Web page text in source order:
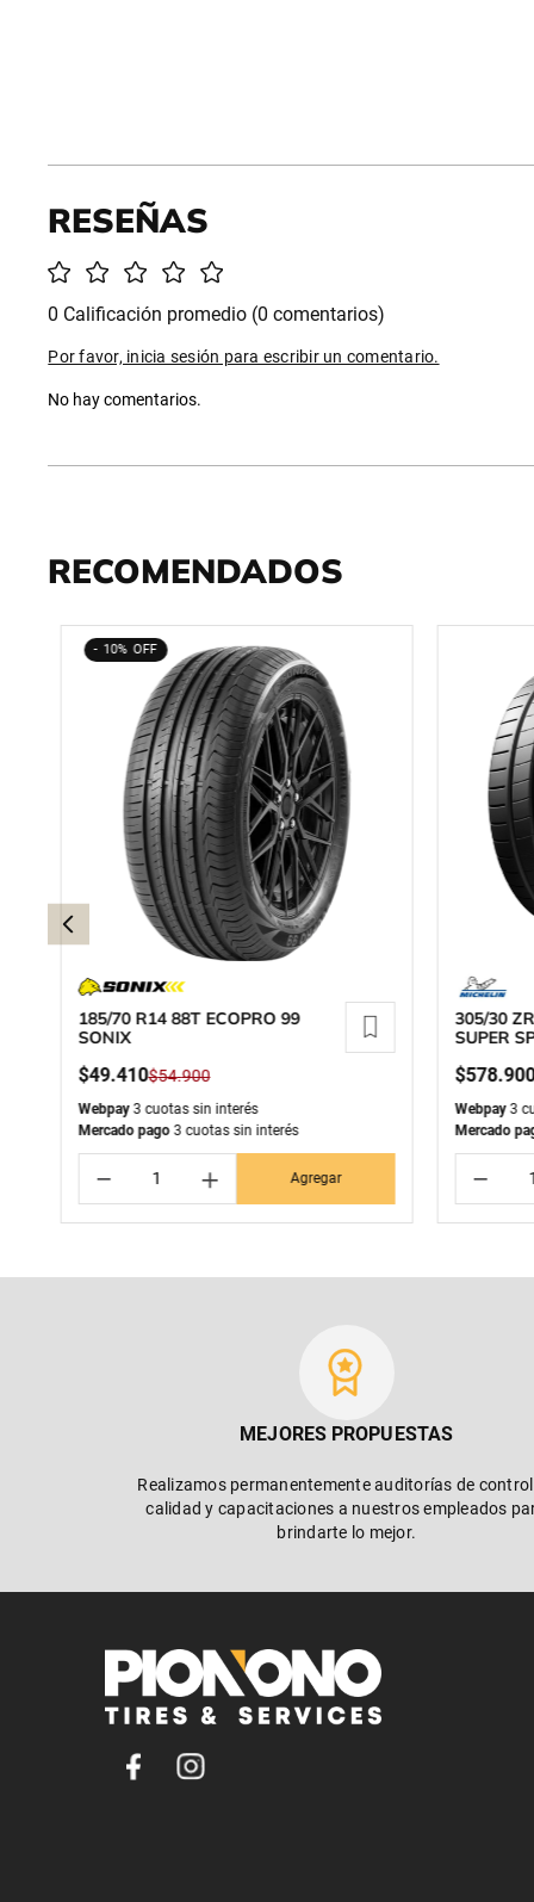
0 Calificación promedio (0 comentarios)
Por favor, inicia sesión para escribir un comentario.
No hay comentarios.
RECOMENDADOS
10%
185/70 R14 88T ECOPRO 99
SONIX
$49.410$54.900
Webpay3 cuotas sin interés
Mercado pago3 cuotas sin interés
＋
－ Agregar
305/30
SUPER
$578.
Webpay3
Mercado
－
MEJORES PROPUESTAS
Realizamos permanentemente auditorías de
calidad y capacitaciones a nuestros empleados
brindarte lo mejor.